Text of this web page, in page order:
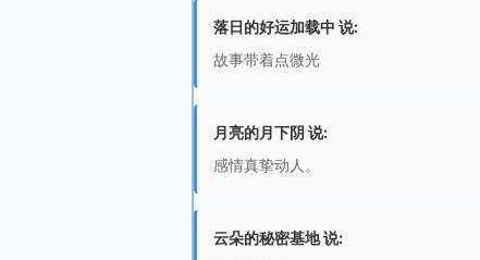
落日的好运加载中 说:
故事带着点微光
月亮的月下阴 说:
感情真挚动人。
云朵的秘密基地 说: